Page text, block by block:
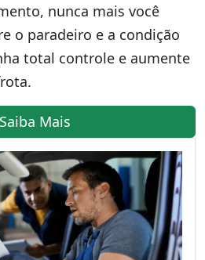
nunca mais você
o paradeiro e a condição
total controle e aumente
Saiba Mais